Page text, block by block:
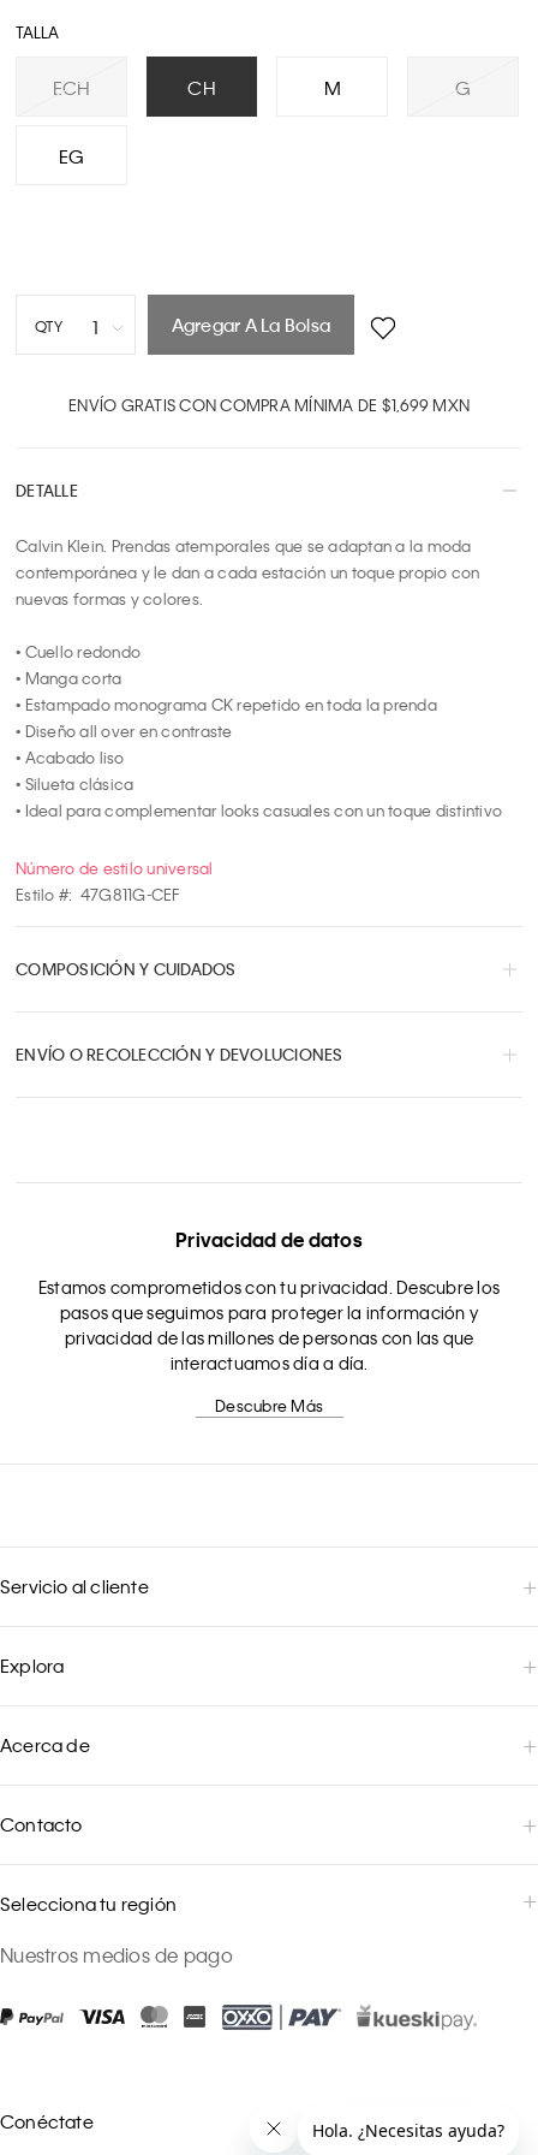
TALLA
ECH CH M G
EG
QTY 1
5
7
10
Agregar A La Bolsa
ENVÍO GRATIS CON COMPRA MÍNIMA DE $1,699 MXN
DETALLE
Calvin Klein. Prendas atemporales que se adaptan a la moda
contemporánea y le dan a cada estación un toque propio con
nuevas formas y colores.
• Cuello redondo
• Manga corta
• Estampado monograma CK repetido en toda la prenda
• Diseño all over en contraste
• Acabado liso
• Silueta clásica
• Ideal para complementar looks casuales con un toque distintivo
Número de estilo universal
Estilo #: 47G811G-CEF
COMPOSICIÓN Y CUIDADOS
ENVÍO O RECOLECCIÓN Y DEVOLUCIONES
Privacidad de datos
Estamos comprometidos con tu privacidad. Descubre los
pasos que seguimos para proteger la información y
privacidad de las millones de personas con las que
interactuamos día a día.
Descubre Más
Servicio al cliente
Explora
Acerca de
Contacto
Selecciona tu región
Nuestros medios de pago
Conéctate